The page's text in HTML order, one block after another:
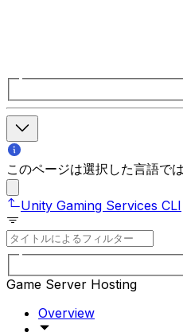
このページは選択した言語で
Unity Gaming Services CLI
Game Server Hosting
Overview